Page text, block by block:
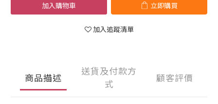
加入購物車 立即購買
加入追蹤清單
商品描述
送貨及付款方
式
顧客評價